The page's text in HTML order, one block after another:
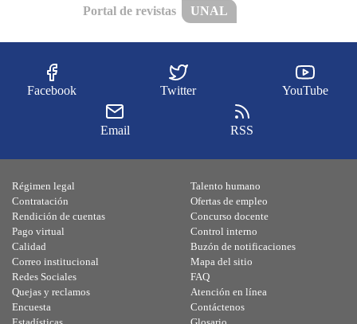
Portal de revistas UNAL
Facebook Twitter YouTube
Email RSS
Régimen legal
Contratación
Rendición de cuentas
Pago virtual
Calidad
Talento humano
Ofertas de empleo
Concurso docente
Control interno
Buzón de notificaciones
Correo institucional
Redes Sociales
Quejas y reclamos
Encuesta
Mapa del sitio
FAQ
Atención en línea
Contáctenos